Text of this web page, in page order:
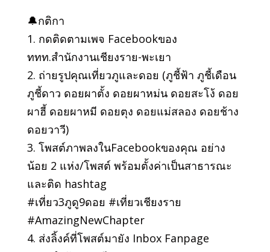
🔔กติกา
1. กดติดตามเพจ Facebookของ
ททท.สำนักงานเชียงราย-พะเยา
2. ถ่ายรูปคุณเที่ยวภูและดอย (ภูชี้ฟ้า ภูชี้เดือน
ภูชี้ดาว ดอยผาตั้ง ดอยผาหม่น ดอยสะโง้ ดอย
ผาฮี้ ดอยผาหมี ดอยตุง ดอยแม่สลอง ดอยช้าง
ดอยวาวี)
3. โพสต์ภาพลงในFacebookของคุณ อย่าง
น้อย 2 แห่ง/โพสต์ พร้อมตั้งค่าเป็นสาธารณะ
และติด hashtag
#เที่ยว3ภูดู9ดอย #เที่ยวเชียงราย
#AmazingNewChapter
4. ส่งลิ้งค์ที่โพสต์มายัง Inbox Fanpage